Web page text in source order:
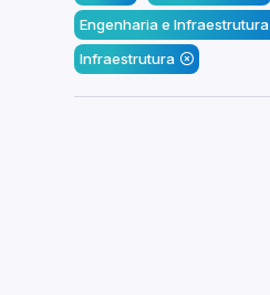
Engenharia e Infraestrutura
Infraestrutura